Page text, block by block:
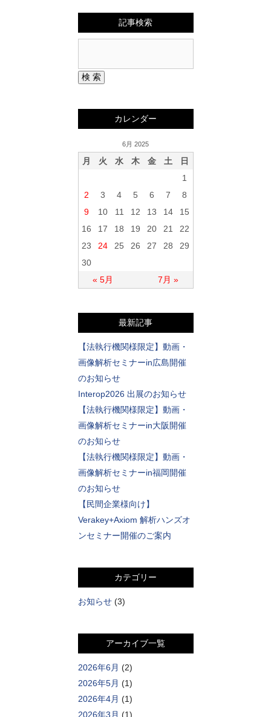
記事検索
カレンダー
6月 2025
月 火 水 木 金 土 日
« 5月 7月 »
1
2
3 4 5 6 7
8
9
10 11 12 13 14
15
16
17 18 19 20 21
22
23
24 25 26 27 28
29
30
最新記事
【法執行機関様限定】動画・
画像解析セミナーin広島開催
のお知らせ
Interop2026 出展のお知らせ
【法執行機関様限定】動画・
画像解析セミナーin大阪開催
のお知らせ
【法執行機関様限定】動画・
画像解析セミナーin福岡開催
のお知らせ
【民間企業様向け】
Verakey+Axiom 解析ハンズオ
ンセミナー開催のご案内
カテゴリー
お知らせ(3)
アーカイブ一覧
2026年6月 (2)
2026年5月 (1)
2026年4月 (1)
2026年3月 (1)